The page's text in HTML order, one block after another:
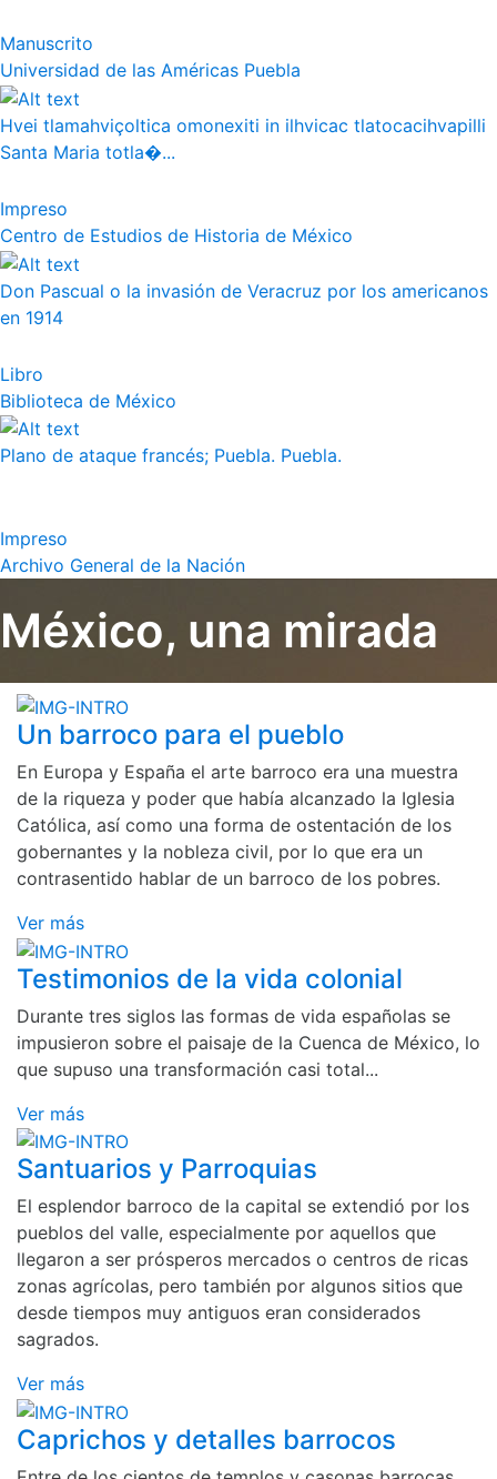
Manuscrito
Universidad de las Américas Puebla
Hvei tlamahviçoltica omonexiti in ilhvicac tlatocacihvapilli
Santa Maria totla�...
Impreso
Centro de Estudios de Historia de México
Don Pascual o la invasión de Veracruz por los americanos
en 1914
Libro
Biblioteca de México
Plano de ataque francés; Puebla. Puebla.
Impreso
Archivo General de la Nación
México, una mirada
Un barroco para el pueblo
En Europa y España el arte barroco era una muestra
de la riqueza y poder que había alcanzado la Iglesia
Católica, así como una forma de ostentación de los
gobernantes y la nobleza civil, por lo que era un
contrasentido hablar de un barroco de los pobres.
Ver más
Testimonios de la vida colonial
Durante tres siglos las formas de vida españolas se
impusieron sobre el paisaje de la Cuenca de México, lo
que supuso una transformación casi total...
Ver más
Santuarios y Parroquias
El esplendor barroco de la capital se extendió por los
pueblos del valle, especialmente por aquellos que
llegaron a ser prósperos mercados o centros de ricas
zonas agrícolas, pero también por algunos sitios que
desde tiempos muy antiguos eran considerados
sagrados.
Ver más
Caprichos y detalles barrocos